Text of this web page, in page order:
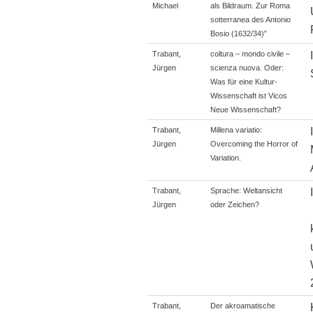
Michael
als Bildraum. Zur Roma
sotterranea des Antonio
Bosio (1632/34)”
Trabant,
Jürgen
coltura – mondo civile –
scienza nuova. Oder:
Was für eine Kultur-
Wissenschaft ist Vicos
Neue Wissenschaft?
Trabant,
Jürgen
Millena variatio:
Overcoming the Horror of
Variation.
Trabant,
Jürgen
Sprache: Weltansicht
oder Zeichen?
Trabant,
Der akroamatische